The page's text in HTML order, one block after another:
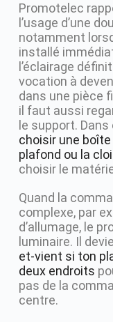
Promotelec
l’usage d’une
notamment
installé
l’éclairage
vocation à
dans une pièce
il faut aussi
le support.
choisir une
plafond ou la
choisir le
Quand la
complexe, par
d’allumage, le
luminaire. Il
et-vient si ton
deux endroits
pas de la
centre.